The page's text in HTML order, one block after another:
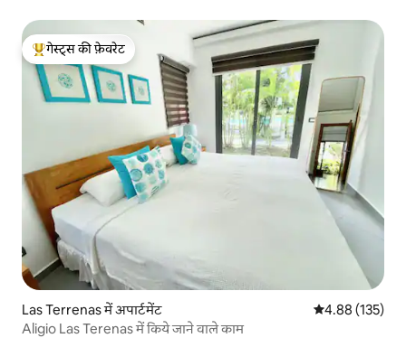
गेस्ट्स का टॉप फ़ेवरेट
गेस्ट्स की फ़ेवरेट
Las Terrenas में अपार्टमेंट औसत रेटिंग 5 में से
4.88 (135)
Aligio Las Terenas में किये जाने वाले काम